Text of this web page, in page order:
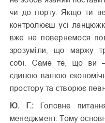
чи до порту. Якщо ти
контролюєш усі
вже не повернемося
зрозуміли, що маржу
собі. Саме те, що ви
єдиною вашою
простору та створює
Ю. Г.: Головне
менеджмент. Тому основ­ні